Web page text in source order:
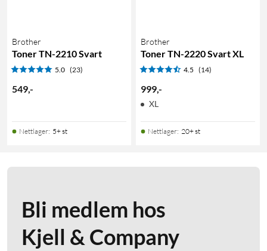
Brother
Toner TN-2210 Svart
5.0 (23)
549,-
Nettlager: 5+ st
Brother
Toner TN-2220 Svart XL
4.5 (14)
999,-
XL
Nettlager: 20+ st
Bli medlem hos
Kjell & Company